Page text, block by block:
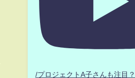
/プロジェクトA子さんも注目